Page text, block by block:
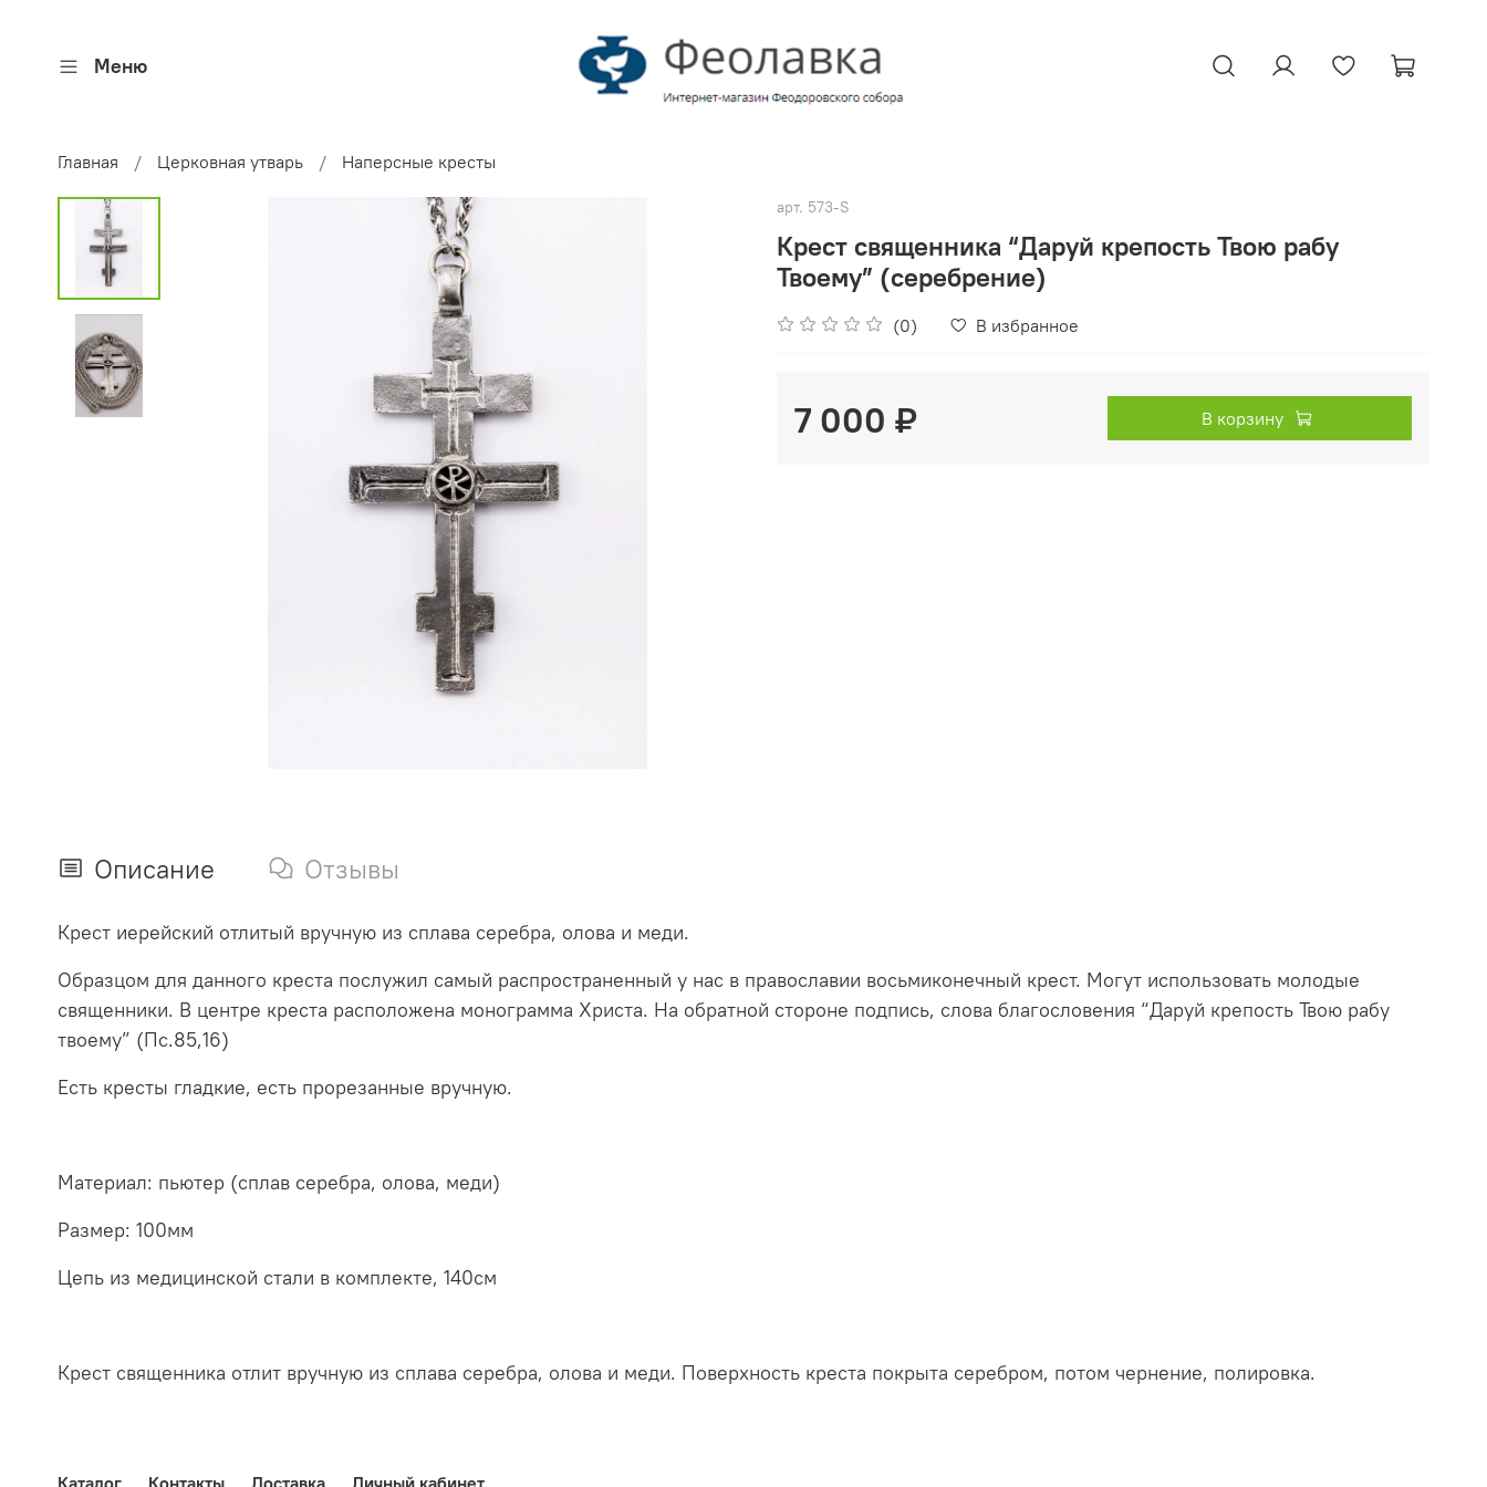
Меню
Главная Церковная утварь Наперсные кресты
арт. 573-S
Крест священника “Даруй крепость Твою рабу
Твоему” (серебрение)
(0) В избранное
7 000 ₽ В корзину
Описание Отзывы
Крест иерейский отлитый вручную из сплава серебра, олова и меди.
Образцом для данного креста послужил самый распространенный у нас в православии восьмиконечный крест. Могут использовать молодые
священники. В центре креста расположена монограмма Христа. На обратной стороне подпись, слова благословения “Даруй крепость Твою рабу
твоему” (Пс.85,16)
Есть кресты гладкие, есть прорезанные вручную.
Материал: пьютер (сплав серебра, олова, меди)
Размер: 100мм
Цепь из медицинской стали в комплекте, 140см
Крест священника отлит вручную из сплава серебра, олова и меди. Поверхность креста покрыта серебром, потом чернение, полировка.